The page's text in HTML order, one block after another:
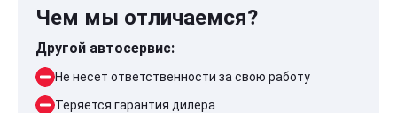
Чем мы отличаемся?
Другой автосервис:
Не несет ответственности за свою работу
Теряется гарантия дилера